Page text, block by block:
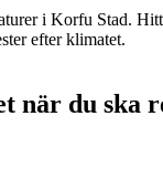
i Korfu Stad.
efter klimatet.
när du ska